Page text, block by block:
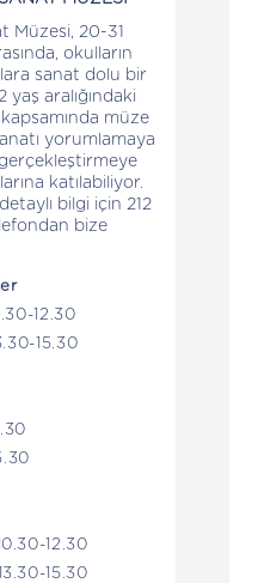
Müzesi, 20-31
okulların
sanat dolu bir
aralığındaki
müze
yorumlamaya
katılabiliyor.
bilgi için 212
bize
12.30
15.30
12.30
15.30